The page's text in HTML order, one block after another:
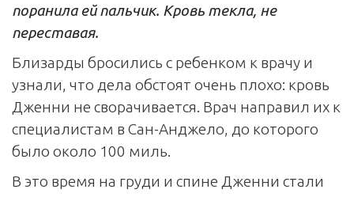
поранила ей пальчик. Кровь текла, не
переставая.
Близарды бросились с ребенком к врачу и
узнали, что дела обстоят очень плохо: кровь
Дженни не сворачивается. Врач направил их к
специалистам в Сан-Анджело, до которого
было около 100 миль.
В это время на груди и спине Дженни стали